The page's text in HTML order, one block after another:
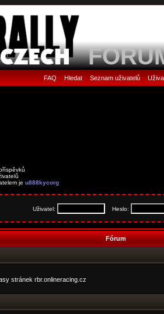
FAQ • Hledat• Seznam uživatelů•
je u888kycorg
Uživatel: Heslo:
Fórum
stránek rbr.onlineracing.cz